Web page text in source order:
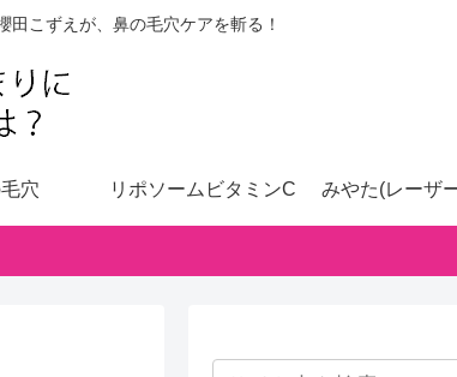
こずえが、鼻の毛穴ケアを斬る！
穴 リポソームビタミンC みやた(レーザ